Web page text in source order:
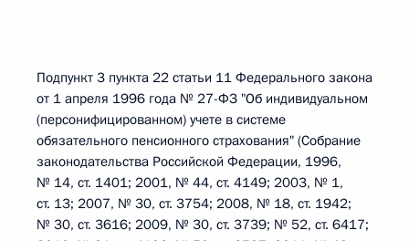
Подпункт 3 пункта 22 статьи 11 Федерального закона
от 1 апреля 1996 года № 27-ФЗ "Об индивидуальном
(персонифицированном) учете в системе
обязательного пенсионного страхования" (Собрание
законодательства Российской Федерации, 1996,
№ 14, ст. 1401; 2001, № 44, ст. 4149; 2003, № 1,
ст. 13; 2007, № 30, ст. 3754; 2008, № 18, ст. 1942;
№ 30, ст. 3616; 2009, № 30, ст. 3739; № 52, ст. 6417;